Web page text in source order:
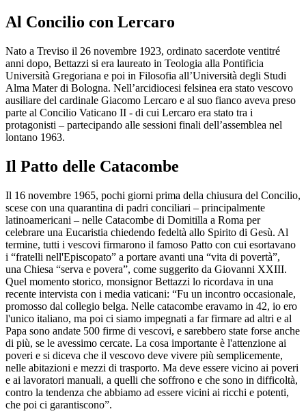
Al Concilio con Lercaro
Nato a Treviso il 26 novembre 1923, ordinato sacerdote ventitré
anni dopo, Bettazzi si era laureato in Teologia alla Pontificia
Università Gregoriana e poi in Filosofia all’Università degli Studi
Alma Mater di Bologna. Nell’arcidiocesi felsinea era stato vescovo
ausiliare del cardinale Giacomo Lercaro e al suo fianco aveva preso
parte al Concilio Vaticano II - di cui Lercaro era stato tra i
protagonisti – partecipando alle sessioni finali dell’assemblea nel
lontano 1963.
Il Patto delle Catacombe
Il 16 novembre 1965, pochi giorni prima della chiusura del Concilio,
scese con una quarantina di padri conciliari – principalmente
latinoamericani – nelle Catacombe di Domitilla a Roma per
celebrare una Eucaristia chiedendo fedeltà allo Spirito di Gesù. Al
termine, tutti i vescovi firmarono il famoso Patto con cui esortavano
i “fratelli nell'Episcopato” a portare avanti una “vita di povertà”,
una Chiesa “serva e povera”, come suggerito da Giovanni XXIII.
Quel momento storico, monsignor Bettazzi lo ricordava in una
recente intervista con i media vaticani: “Fu un incontro occasionale,
promosso dal collegio belga. Nelle catacombe eravamo in 42, io ero
l'unico italiano, ma poi ci siamo impegnati a far firmare ad altri e al
Papa sono andate 500 firme di vescovi, e sarebbero state forse anche
di più, se le avessimo cercate. La cosa importante è l'attenzione ai
poveri e si diceva che il vescovo deve vivere più semplicemente,
nelle abitazioni e mezzi di trasporto. Ma deve essere vicino ai poveri
e ai lavoratori manuali, a quelli che soffrono e che sono in difficoltà,
contro la tendenza che abbiamo ad essere vicini ai ricchi e potenti,
che poi ci garantiscono”.